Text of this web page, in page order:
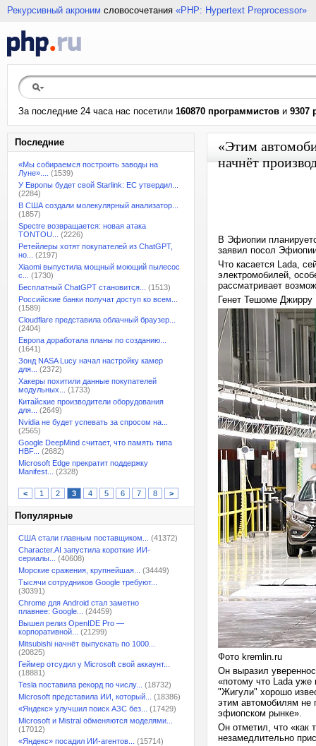
Рекурсивный акроним словосочетания «PHP: Hypertext Preprocessor»
За последние 24 часа нас посетили 160870 программистов и 9307
Последние
«Мы собираемся построить заводы на
Луне»....
(1539)
У Европы будет свой Starlink: ЕС утвердил...
(2284)
В США создали молекулярный анализатор...
(1857)
Spectre возвращается: новая атака
TONTOU...
(2226)
Ретейлеры хотят покупателей из ChatGPT,
но...
(2197)
Xiaomi выпустила мощный моющий пылесос
с...
(1730)
Бесплатный ChatGPT становится...
(1513)
Российские банки получат доступ ко всем...
(1589)
Cloudflare представила облачный браузер...
(2404)
Европа доработала планы по созданию...
(1641)
Зонд NASA Lucy начал настройку камер
для...
(2372)
Хакеры похитили данные покупателей
модульных...
(1733)
Китайские производители оборудования
для...
(2649)
Nvidia не будет успевать за спросом на...
(2565)
Google DeepMind считает, что память типа
HBF...
(2682)
Microsoft Edge прекратит поддержку
Manifest...
(2328)
< 1 2 3 4 5 6 7 8 >
Популярные
США стали главным поставщиком...
(41372)
Character.AI запустила короткие ИИ-
сериалы...
(40608)
Морские сражения, крупнейшая...
(34449)
Тысячи сотрудников Google требуют...
(30391)
Chrome для Android стал заметно
плавнее: Google...
(24459)
Вышел релиз OpenIDE Pro —
корпоративной...
(21299)
Mitsubishi начнёт выпускать по 1000...
(20825)
Геймер отсудил у Microsoft свой аккаунт...
(18881)
Tesla поставила рекорд по числу...
(18732)
Microsoft представила ИИ, который...
(18386)
«Яндекс» улучшил поиск АЗС без...
(17429)
Microsoft и Mistral обменяются моделями...
(17012)
«Яндекс» посадил ИИ-агентов...
(15714)
«Этим
начнёт
В Эфиопии
заявил посол
Что касается Lada,
электромобилей,
рассматривает
Генет Тешоме Джирру
Фото kremlin.ru
Он выразил
«потому что Lada
"Жигули" хорошо
этим автомобилям не
эфиопском рынке».
Он отметил, что «как
незамедлительно